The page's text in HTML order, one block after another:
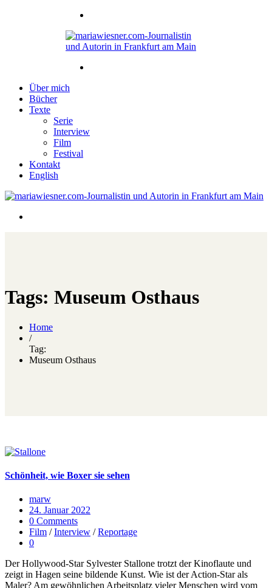
Über mich
Bücher
Texte
Serie
Interview
Film
Festival
Kontakt
English
Tags: Museum Osthaus
Home
/
Tag:
Museum Osthaus
Schönheit, wie Boxer sie sehen
marw
24. Januar 2022
0 Comments
Film /Interview /Reportage
0
Der Hollywood-Star Sylvester Stallone trotzt der Kinoflaute und
zeigt in Hagen seine bildende Kunst. Wie ist der Action-Star als
Maler? Am gewöhnlichen Arbeitsplatz vieler Menschen wird vom